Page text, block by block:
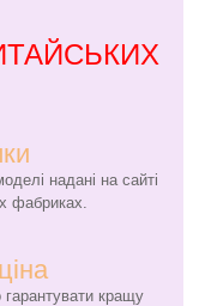
надані на сайті
фабриках.
кращу